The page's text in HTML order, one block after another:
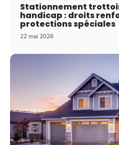
Stationnement
handicap : droits
protections spéciales
22 mai 2026